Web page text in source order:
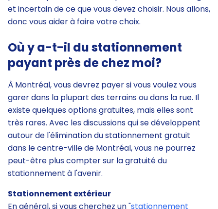
et incertain de ce que vous devez choisir. Nous allons,
donc vous aider à faire votre choix.
Où y a-t-il du stationnement
payant près de chez moi?
À Montréal, vous devrez payer si vous voulez vous
garer dans la plupart des terrains ou dans la rue. Il
existe quelques options gratuites, mais elles sont
très rares. Avec les discussions qui se développent
autour de l'élimination du stationnement gratuit
dans le centre-ville de Montréal, vous ne pourrez
peut-être plus compter sur la gratuité du
stationnement à l'avenir.
Stationnement extérieur
En général, si vous cherchez un "stationnement